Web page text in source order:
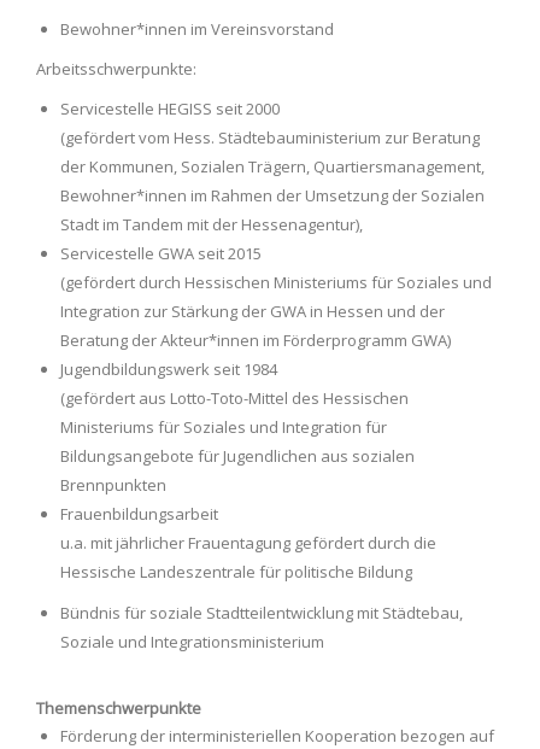
Bewohner*innen im Vereinsvorstand
Arbeitsschwerpunkte:
Servicestelle HEGISS seit 2000
(gefördert vom Hess. Städtebauministerium zur Beratung
der Kommunen, Sozialen Trägern, Quartiersmanagement,
Bewohner*innen im Rahmen der Umsetzung der Sozialen
Stadt im Tandem mit der Hessenagentur),
Servicestelle GWA seit 2015
(gefördert durch Hessischen Ministeriums für Soziales und
Integration zur Stärkung der GWA in Hessen und der
Beratung der Akteur*innen im Förderprogramm GWA)
Jugendbildungswerk seit 1984
(gefördert aus Lotto-Toto-Mittel des Hessischen
Ministeriums für Soziales und Integration für
Bildungsangebote für Jugendlichen aus sozialen
Brennpunkten
Frauenbildungsarbeit
u.a. mit jährlicher Frauentagung gefördert durch die
Hessische Landeszentrale für politische Bildung
Bündnis für soziale Stadtteilentwicklung mit Städtebau,
Soziale und Integrationsministerium
Themenschwerpunkte
Förderung der interministeriellen Kooperation bezogen auf